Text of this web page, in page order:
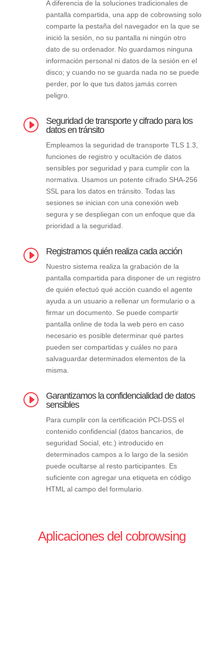
A diferencia de la soluciones tradicionales de
pantalla compartida, una app de cobrowsing solo
comparte la pestaña del navegador en la que se
inició la sesión, no su pantalla ni ningún otro
dato de su ordenador. No guardamos ninguna
información personal ni datos de la sesión en el
disco; y cuando no se guarda nada no se puede
perder, por lo que tus datos jamás corren
peligro.
I
Seguridad de transporte y cifrado para los
datos en tránsito
Empleamos la seguridad de transporte TLS 1.3,
funciones de registro y ocultación de datos
sensibles por seguridad y para cumplir con la
normativa. Usamos un potente cifrado SHA-256
SSL para los datos en tránsito. Todas las
sesiones se inician con una conexión web
segura y se despliegan con un enfoque que da
prioridad a la seguridad.
I Registramos quién realiza cada acción
Nuestro sistema realiza la grabación de la
pantalla compartida para disponer de un registro
de quién efectuó qué acción cuando el agente
ayuda a un usuario a rellenar un formulario o a
firmar un documento. Se puede compartir
pantalla online de toda la web pero en caso
necesario es posible determinar qué partes
pueden ser compartidas y cuáles no para
salvaguardar determinados elementos de la
misma.
I
Garantizamos la confidencialidad de datos
sensibles
Para cumplir con la certificación PCI-DSS el
contenido confidencial (datos bancarios, de
seguridad Social, etc.) introducido en
determinados campos a lo largo de la sesión
puede ocultarse al resto participantes. Es
suficiente con agregar una etiqueta en código
HTML al campo del formulario.
Aplicaciones del cobrowsing